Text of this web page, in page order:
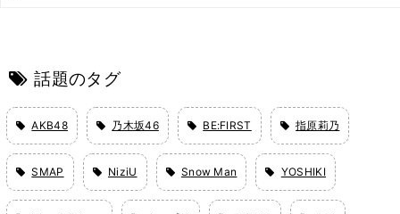
話題のタグ
AKB48 乃木坂46 BE:FIRST 指原莉乃
SMAP NiziU Snow Man YOSHIKI